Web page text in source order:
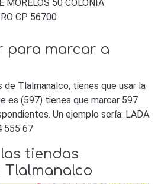
MORELOS 50 COLONIA
CP 56700
para marcar a
Tlalmanalco, tienes que usar la
es (597) tienes que marcar 597
Un ejemplo sería: LADA
555 67
tiendas
Tlalmanalco